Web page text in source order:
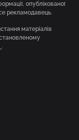
опублікованої
рекламодавець.
матеріалів
.